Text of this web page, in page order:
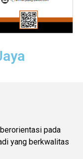
pada
yang berkwalitas